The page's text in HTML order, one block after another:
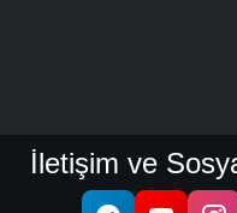
İletişim ve